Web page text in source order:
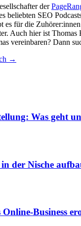
der
beliebten SEO
für die
Auch hier ist
vereinbaren? Dann
→
Was geht
der Nische
Business